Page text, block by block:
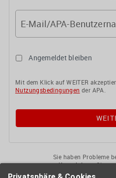
E-Mail/APA-
Angemeldet bleiben
Mit dem Klick auf WEITER
Nutzungsbedingungen der APA.
Sie haben Probleme
KontaktierenSie